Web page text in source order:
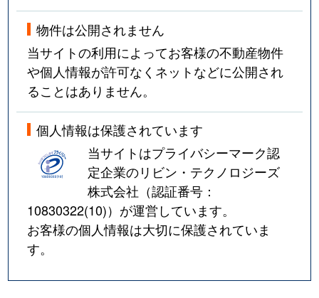
物件は公開されません
当サイトの利用によってお客様の不動産物件
や個人情報が許可なくネットなどに公開され
ることはありません。
個人情報は保護されています
当サイトはプライバシーマーク認
定企業のリビン・テクノロジーズ
株式会社（認証番号：
10830322(10)）が運営しています。
お客様の個人情報は大切に保護されていま
す。